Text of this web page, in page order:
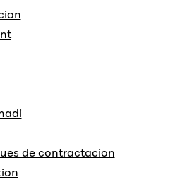
de contractacion